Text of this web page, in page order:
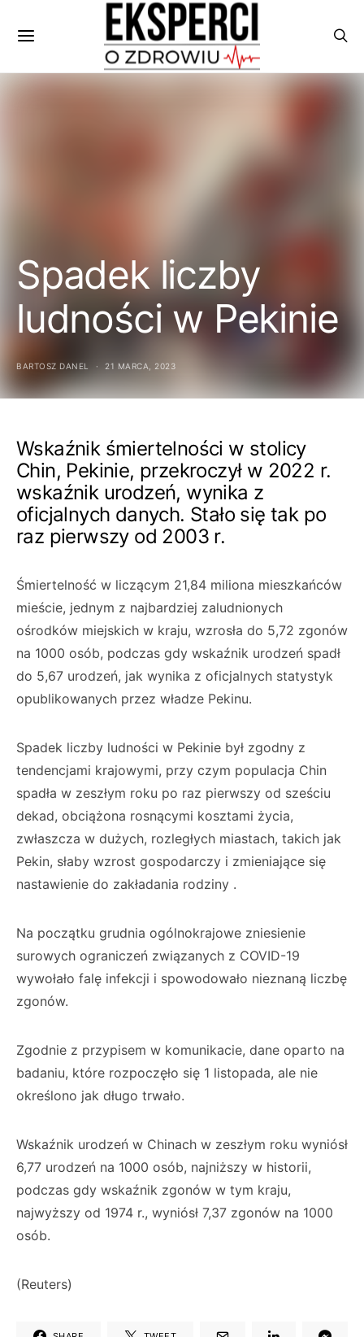
Spadek liczby
ludności w Pekinie
BARTOSZ DANEL 21 MARCA, 2023
Wskaźnik śmiertelności w stolicy
Chin, Pekinie, przekroczył w 2022 r.
wskaźnik urodzeń, wynika z
oficjalnych danych. Stało się tak po
raz pierwszy od 2003 r.
Śmiertelność w liczącym 21,84 miliona mieszkańców
mieście, jednym z najbardziej zaludnionych
ośrodków miejskich w kraju, wzrosła do 5,72 zgonów
na 1000 osób, podczas gdy wskaźnik urodzeń spadł
do 5,67 urodzeń, jak wynika z oficjalnych statystyk
opublikowanych przez władze Pekinu.
Spadek liczby ludności w Pekinie był zgodny z
tendencjami krajowymi, przy czym populacja Chin
spadła w zeszłym roku po raz pierwszy od sześciu
dekad, obciążona rosnącymi kosztami życia,
zwłaszcza w dużych, rozległych miastach, takich jak
Pekin, słaby wzrost gospodarczy i zmieniające się
nastawienie do zakładania rodziny .
Na początku grudnia ogólnokrajowe zniesienie
surowych ograniczeń związanych z COVID-19
wywołało falę infekcji i spowodowało nieznaną liczbę
zgonów.
Zgodnie z przypisem w komunikacie, dane oparto na
badaniu, które rozpoczęło się 1 listopada, ale nie
określono jak długo trwało.
Wskaźnik urodzeń w Chinach w zeszłym roku wyniósł
6,77 urodzeń na 1000 osób, najniższy w historii,
podczas gdy wskaźnik zgonów w tym kraju,
najwyższy od 1974 r., wyniósł 7,37 zgonów na 1000
osób.
(Reuters)